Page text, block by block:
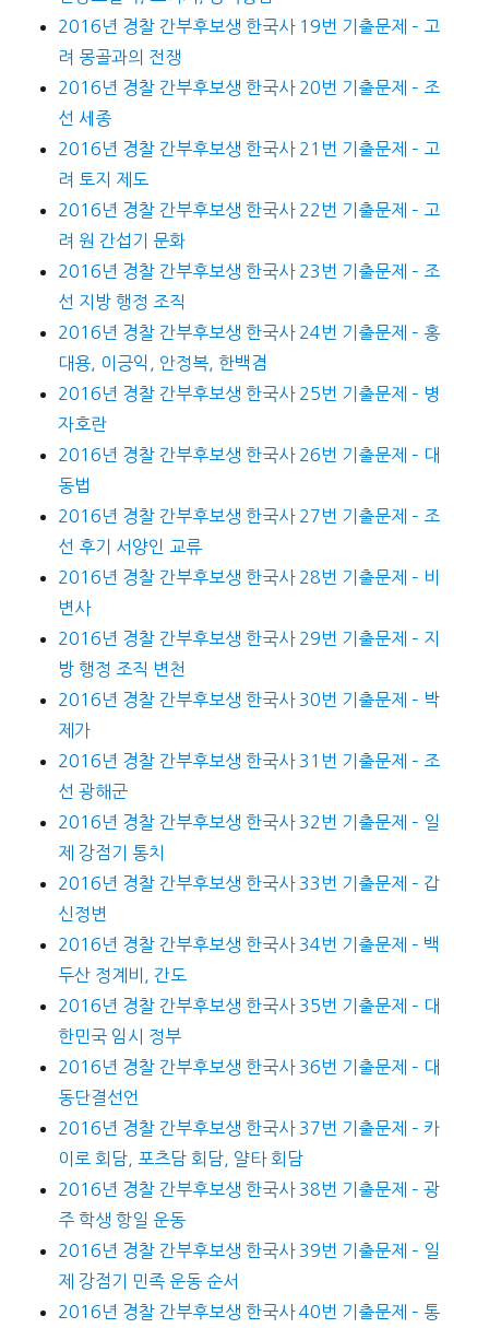
2016년 경찰 간부후보생 한국사 19번 기출문제 – 고
려 몽골과의 전쟁
2016년 경찰 간부후보생 한국사 20번 기출문제 – 조
선 세종
2016년 경찰 간부후보생 한국사 21번 기출문제 – 고
려 토지 제도
2016년 경찰 간부후보생 한국사 22번 기출문제 – 고
려 원 간섭기 문화
2016년 경찰 간부후보생 한국사 23번 기출문제 – 조
선 지방 행정 조직
2016년 경찰 간부후보생 한국사 24번 기출문제 – 홍
대용, 이긍익, 안정복, 한백겸
2016년 경찰 간부후보생 한국사 25번 기출문제 – 병
자호란
2016년 경찰 간부후보생 한국사 26번 기출문제 – 대
동법
2016년 경찰 간부후보생 한국사 27번 기출문제 – 조
선 후기 서양인 교류
2016년 경찰 간부후보생 한국사 28번 기출문제 – 비
변사
2016년 경찰 간부후보생 한국사 29번 기출문제 – 지
방 행정 조직 변천
2016년 경찰 간부후보생 한국사 30번 기출문제 – 박
제가
2016년 경찰 간부후보생 한국사 31번 기출문제 – 조
선 광해군
2016년 경찰 간부후보생 한국사 32번 기출문제 – 일
제 강점기 통치
2016년 경찰 간부후보생 한국사 33번 기출문제 – 갑
신정변
2016년 경찰 간부후보생 한국사 34번 기출문제 – 백
두산 정계비, 간도
2016년 경찰 간부후보생 한국사 35번 기출문제 – 대
한민국 임시 정부
2016년 경찰 간부후보생 한국사 36번 기출문제 – 대
동단결선언
2016년 경찰 간부후보생 한국사 37번 기출문제 – 카
이로 회담, 포츠담 회담, 얄타 회담
2016년 경찰 간부후보생 한국사 38번 기출문제 – 광
주 학생 항일 운동
2016년 경찰 간부후보생 한국사 39번 기출문제 – 일
제 강점기 민족 운동 순서
2016년 경찰 간부후보생 한국사 40번 기출문제 – 통